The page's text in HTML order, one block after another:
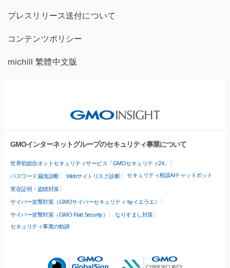
プレスリリース送付について
コンテンツポリシー
michill 繁體中文版
GMOインターネットグループのセキュリティ事業について
世界初総合ネットセキュリティサービス「GMOセキュリティ24」
パスワード漏洩診断 Webサイトリスク診断 セキュリティ相談AIチャットボット
実在証明・盗聴対策
サイバー攻撃対策（GMOサイバーセキュリティ byイエラエ）
サイバー攻撃対策（GMO Flatt Security）
なりすまし対策
セキュリティ事業の軌跡